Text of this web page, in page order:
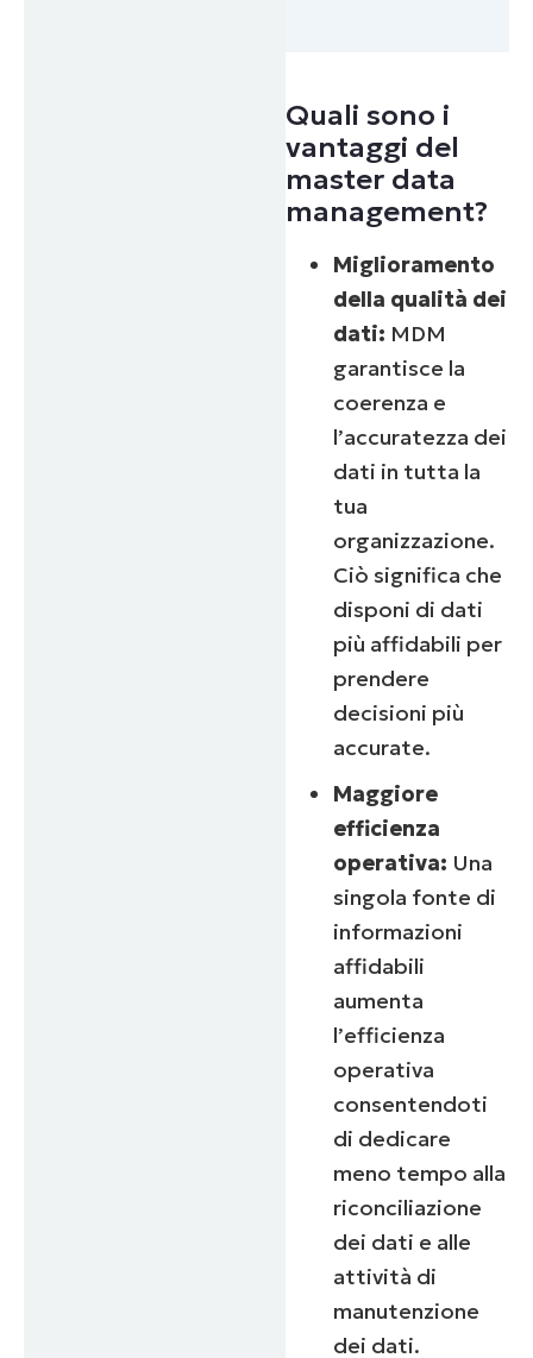
Quali sono i
vantaggi del
master data
management?
Miglioramento
della qualità dei
dati: MDM
garantisce la
coerenza e
l’accuratezza dei
dati in tutta la
tua
organizzazione.
Ciò significa che
disponi di dati
più affidabili per
prendere
decisioni più
accurate.
Maggiore
efficienza
operativa: Una
singola fonte di
informazioni
affidabili
aumenta
l’efficienza
operativa
consentendoti
di dedicare
meno tempo alla
riconciliazione
dei dati e alle
attività di
manutenzione
dei dati.